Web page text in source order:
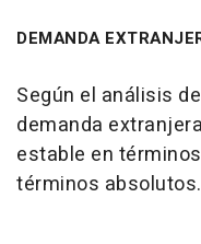
DEMANDA
Según el análisis
demanda
estable en
términos absolutos.